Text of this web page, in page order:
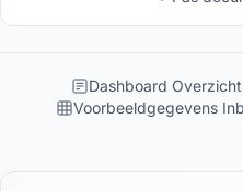
Dashboard Overzicht
Voorbeeldgegevens